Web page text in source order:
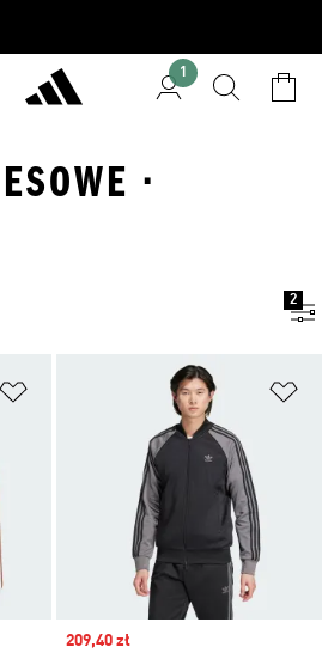
1
·
2
Dodaj do listy życzeń
Sale price
209,40 zł